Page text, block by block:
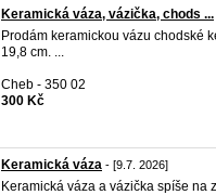
Keramická váza, vázička, chods ...
Prodám keramickou vázu chodské
19,8 cm. ...
Cheb - 350 02
300 Kč
Keramická váza - [9.7. 2026]
Keramická váza a vázička spíše na